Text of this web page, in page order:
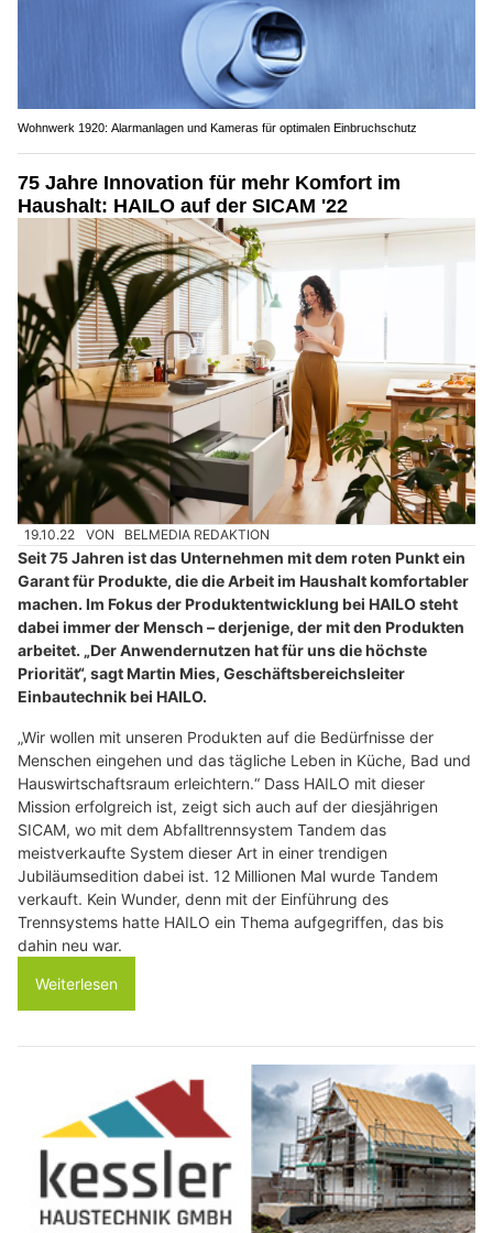
Wohnwerk 1920: Alarmanlagen und Kameras für optimalen Einbruchschutz
75 Jahre Innovation für mehr Komfort im
Haushalt: HAILO auf der SICAM '22
19.10.22 VON BELMEDIA REDAKTION
Seit 75 Jahren ist das Unternehmen mit dem roten Punkt ein
Garant für Produkte, die die Arbeit im Haushalt komfortabler
machen. Im Fokus der Produktentwicklung bei HAILO steht
dabei immer der Mensch – derjenige, der mit den Produkten
arbeitet. „Der Anwendernutzen hat für uns die höchste
Priorität“, sagt Martin Mies, Geschäftsbereichsleiter
Einbautechnik bei HAILO.
„Wir wollen mit unseren Produkten auf die Bedürfnisse der
Menschen eingehen und das tägliche Leben in Küche, Bad und
Hauswirtschaftsraum erleichtern.“ Dass HAILO mit dieser
Mission erfolgreich ist, zeigt sich auch auf der diesjährigen
SICAM, wo mit dem Abfalltrennsystem Tandem das
meistverkaufte System dieser Art in einer trendigen
Jubiläumsedition dabei ist. 12 Millionen Mal wurde Tandem
verkauft. Kein Wunder, denn mit der Einführung des
Trennsystems hatte HAILO ein Thema aufgegriffen, das bis
dahin neu war.
Weiterlesen